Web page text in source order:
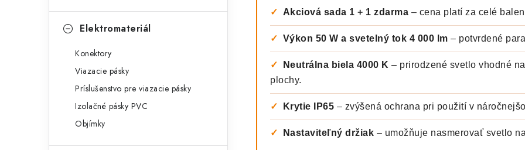
Elektromateriál
Konektory
Viazacie pásky
Príslušenstvo pre viazacie pásky
Izolačné pásky PVC
Objímky
✓ Akciová sada 1 + 1 zdarma – cena platí za celé
✓ Výkon 50 W a svetelný tok 4 000 lm – potvrdené
✓ Neutrálna biela 4000 K – prirodzené svetlo vhodné
plochy.
✓ Krytie IP65 – zvýšená ochrana pri použití v
✓ Nastaviteľný držiak – umožňuje nasmerovať svetlo